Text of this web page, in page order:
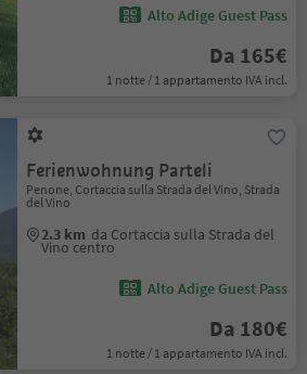
Alto Adige Guest Pass
Da 165€
1 notte / 1 appartamento IVA incl.
Ferienwohnung Parteli
Penone, Cortaccia sulla Strada del Vino, Strada
del Vino
2.3 km da Cortaccia sulla Strada del
Vino centro
Alto Adige Guest Pass
Da 180€
1 notte / 1 appartamento IVA incl.